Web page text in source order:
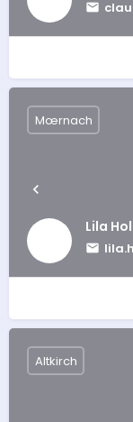
Lila
Mœrnach
Altkirch